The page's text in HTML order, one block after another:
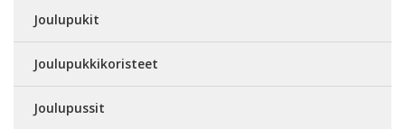
Joulupukit
Joulupukkikoristeet
Joulupussit